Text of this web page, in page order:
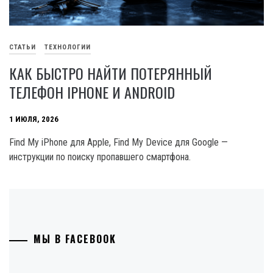
СТАТЬИ ТЕХНОЛОГИИ
КАК БЫСТРО НАЙТИ ПОТЕРЯННЫЙ
ТЕЛЕФОН IPHONE И ANDROID
1 ИЮЛЯ, 2026
Find My iPhone для Apple, Find My Device для Google —
инструкции по поиску пропавшего смартфона.
МЫ В FACEBOOK